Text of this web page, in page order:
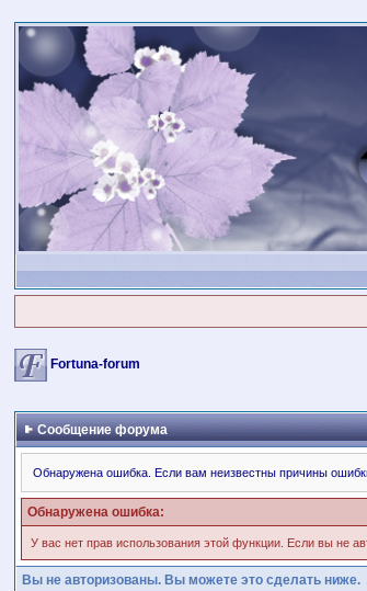
Fortuna-forum
Сообщение форума
Обнаружена ошибка. Если вам неизвестны причины
Обнаружена ошибка:
У вас нет прав использования этой функции. Если вы не
Вы не авторизованы. Вы можете это сделать ниже.